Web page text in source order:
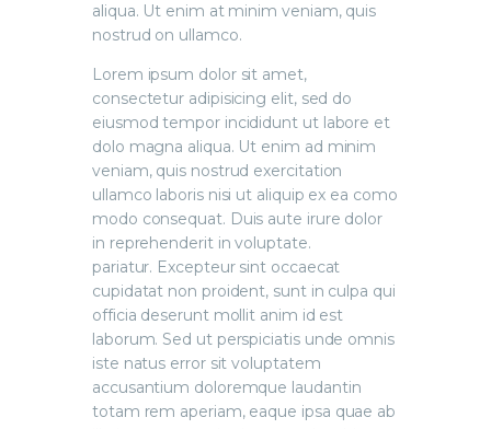
aliqua. Ut enim at minim veniam, quis
nostrud on ullamco.
Lorem ipsum dolor sit amet,
consectetur adipisicing elit, sed do
eiusmod tempor incididunt ut labore et
dolo magna aliqua. Ut enim ad minim
veniam, quis nostrud exercitation
ullamco laboris nisi ut aliquip ex ea como
modo consequat. Duis aute irure dolor
in reprehenderit in voluptate.
pariatur. Excepteur sint occaecat
cupidatat non proident, sunt in culpa qui
officia deserunt mollit anim id est
laborum. Sed ut perspiciatis unde omnis
iste natus error sit voluptatem
accusantium doloremque laudantin
totam rem aperiam, eaque ipsa quae ab